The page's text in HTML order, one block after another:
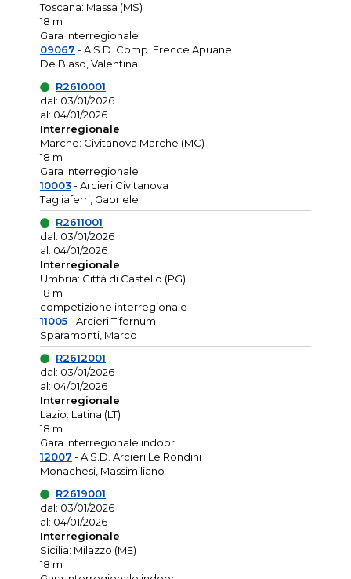
Toscana: Massa (MS)
18 m
Gara Interregionale
09067 - A.S.D. Comp. Frecce Apuane
De Biaso, Valentina
R2610001
dal: 03/01/2026
al: 04/01/2026
Interregionale
Marche: Civitanova Marche (MC)
18 m
Gara Interregionale
10003- Arcieri Civitanova
Tagliaferri, Gabriele
R2611001
dal: 03/01/2026
al: 04/01/2026
Interregionale
Umbria: Città di Castello (PG)
18 m
competizione interregionale
11005- Arcieri Tifernum
Sparamonti, Marco
R2612001
dal: 03/01/2026
al: 04/01/2026
Interregionale
Lazio: Latina (LT)
18 m
Gara Interregionale indoor
12007 - A.S.D. Arcieri Le Rondini
Monachesi, Massimiliano
R2619001
dal: 03/01/2026
al: 04/01/2026
Interregionale
Sicilia: Milazzo (ME)
18 m